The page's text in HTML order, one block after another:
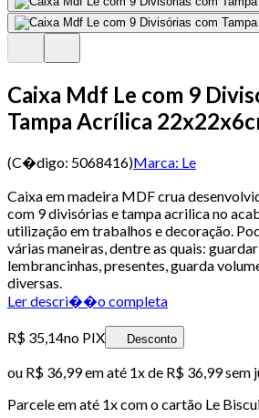
Caixa Mdf Le com 9
Tampa Acrílica
(C�digo: 5068416)Marca: Le
Caixa em madeira MDF crua
com 9 divisórias e tampa acrilica no
utilização em trabalhos e decoração.
várias maneiras, dentre as quais:
lembrancinhas, presentes, guarda
diversas.
Ler descri��o completa
R$ 35,14no PIX Desconto
ou R$ 36,99em até 1x de R$ 36,99sem
Parcele em até 1x com o cartão Le